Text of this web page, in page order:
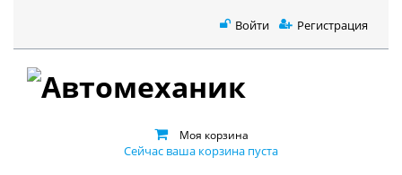
Войти Регистрация
Моя корзина
Сейчас ваша корзина пуста